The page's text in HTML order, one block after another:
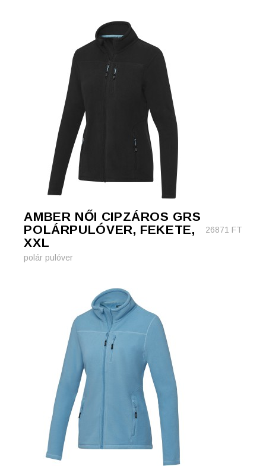
AMBER NŐI CIPZÁROS GRS
POLÁRPULÓVER, FEKETE,
XXL
26871 FT
polár pulóver